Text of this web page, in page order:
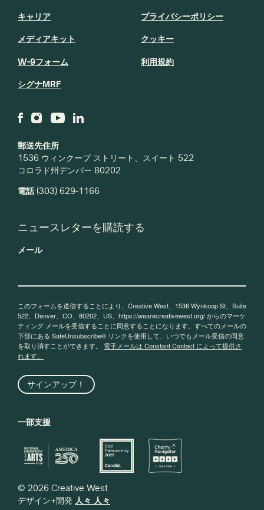
郵送先住所
1536 ウィンクープ ストリート、スイート 522
コロラド州デンバー 80202
電話(303) 629-1166
キャリア
メディアキット
W-9フォーム
シグナMRF
プライバシーポリシー
クッキー
利用規約
ニュースレターを購読する
メール
このフォームを送信することにより、Creative West、1536 Wynkoop St、Suite
522、Denver、CO、80202、US、https://wearecreativewest.org/ からのマーケ
ティング メールを受信することに同意することになります。すべてのメールの
下部にある SafeUnsubscribe® リンクを使用して、いつでもメール受信の同意
を取り消すことができます。 電子メールは Constant Contact によって提供さ
れます。
サインアップ！
一部支援
© 2026 Creative West
デザイン+開発 人々 人々